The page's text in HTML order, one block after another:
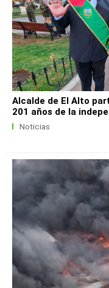
Alcalde de El Alto
201 años de la
Noticias